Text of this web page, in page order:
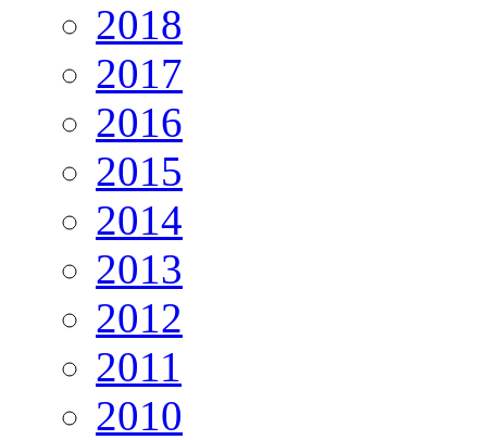
2018
2017
2016
2015
2014
2013
2012
2011
2010